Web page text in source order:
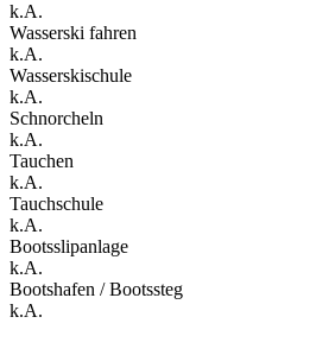
k.A.
Wasserski fahren
k.A.
Wasserskischule
k.A.
Schnorcheln
k.A.
Tauchen
k.A.
Tauchschule
k.A.
Bootsslipanlage
k.A.
Bootshafen / Bootssteg
k.A.